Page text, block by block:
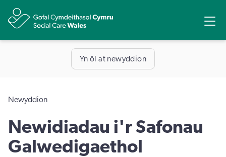
Yn ôl at newyddion
Newyddion
Newidiadau i'r Safonau
Galwedigaethol